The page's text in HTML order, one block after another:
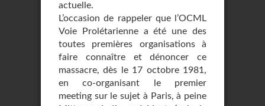
actuelle.
L’occasion de rappeler que l’OCML
Voie Prolétarienne a été une des
toutes premières organisations à
faire connaître et dénoncer ce
massacre, dès le 17 octobre 1981,
en co-organisant le premier
meeting sur le sujet à Paris, à peine